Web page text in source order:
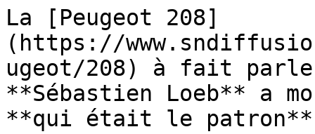
La [Peugeot 208]
(https://
ugeot/208) à fait
**Sébastien Loeb** a
**qui était le